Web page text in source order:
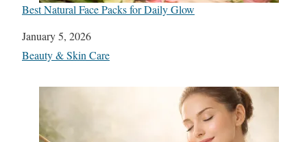
Best Natural Face Packs for Daily Glow
Date
January 5, 2026
In relation to
Beauty & Skin Care